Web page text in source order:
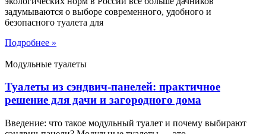
задумываются о выборе современного, удобного и
безопасного туалета для
Подробнее »
Модульные туалеты
Туалеты из сэндвич-панелей: практичное
решение для дачи и загородного дома
Введение: что такое модульный туалет и почему выбирают